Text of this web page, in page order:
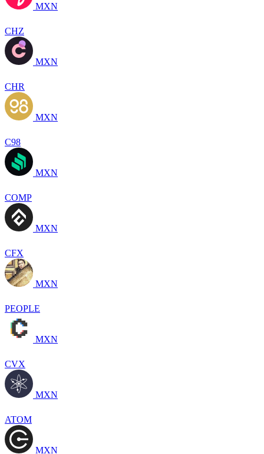
MXN
CHZ
MXN
CHR
MXN
C98
MXN
COMP
MXN
CFX
MXN
PEOPLE
MXN
CVX
MXN
ATOM
MXN